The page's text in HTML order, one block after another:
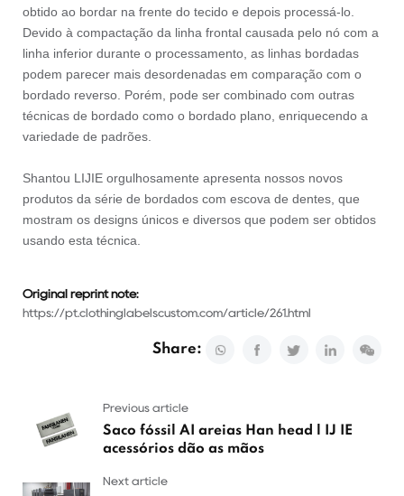
obtido ao bordar na frente do tecido e depois processá-lo.
Devido à compactação da linha frontal causada pelo nó com a
linha inferior durante o processamento, as linhas bordadas
podem parecer mais desordenadas em comparação com o
bordado reverso. Porém, pode ser combinado com outras
técnicas de bordado como o bordado plano, enriquecendo a
variedade de padrões.
Shantou LIJIE orgulhosamente apresenta nossos novos
produtos da série de bordados com escova de dentes, que
mostram os designs únicos e diversos que podem ser obtidos
usando esta técnica.
Original reprint note:
https://pt.clothinglabelscustom.com/article/261.html
Share:
Previous article
Saco fóssil AI areias Han head l IJ IE
acessórios dão as mãos
Next article